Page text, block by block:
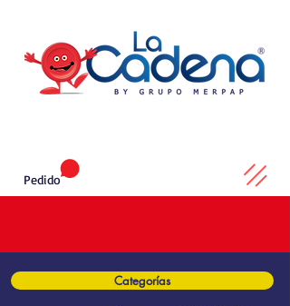
Categorías
Pedido